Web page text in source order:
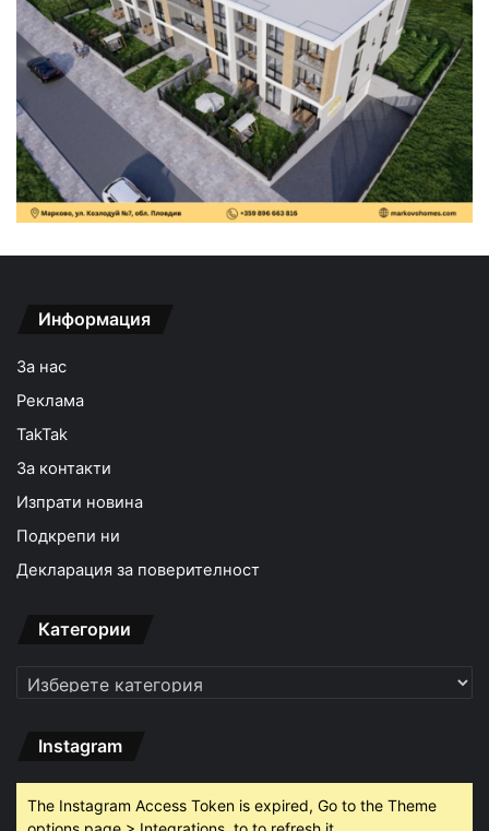
Информация
За нас
Реклама
TakTak
За контакти
Изпрати новина
Подкрепи ни
Декларация за поверителност
Категории
Категории
Instagram
The Instagram Access Token is expired, Go to the Theme